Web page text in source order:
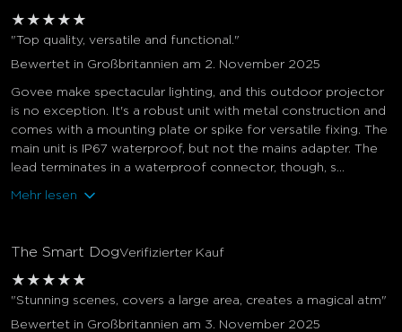
★ ★ ★ ★ ★
"Top quality, versatile and functional."
Bewertet in Großbritannien am 2. November 2025
Govee make spectacular lighting, and this outdoor projector
is no exception. It's a robust unit with metal construction and
comes with a mounting plate or spike for versatile fixing. The
main unit is IP67 waterproof, but not the mains adapter. The
lead terminates in a waterproof connector, though, s...
Mehr lesen
The Smart DogVerifizierter Kauf
★ ★ ★ ★ ★
"Stunning scenes, covers a large area, creates a magical atm"
Bewertet in Großbritannien am 3. November 2025